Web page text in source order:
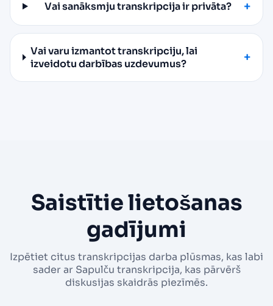
Vai sanāksmju transkripcija ir privāta?
Vai varu izmantot transkripciju, lai
izveidotu darbības uzdevumus?
Saistītie lietošanas
gadījumi
Izpētiet citus transkripcijas darba plūsmas, kas labi
sader ar Sapulču transkripcija, kas pārvērš
diskusijas skaidrās piezīmēs.